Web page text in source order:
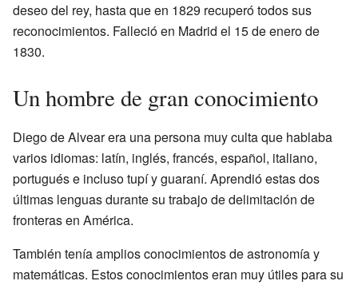
deseo del rey, hasta que en 1829 recuperó todos sus
reconocimientos. Falleció en Madrid el 15 de enero de
1830.
Un hombre de gran conocimiento
Diego de Alvear era una persona muy culta que hablaba
varios idiomas: latín, inglés, francés, español, italiano,
portugués e incluso tupí y guaraní. Aprendió estas dos
últimas lenguas durante su trabajo de delimitación de
fronteras en América.
También tenía amplios conocimientos de astronomía y
matemáticas. Estos conocimientos eran muy útiles para su